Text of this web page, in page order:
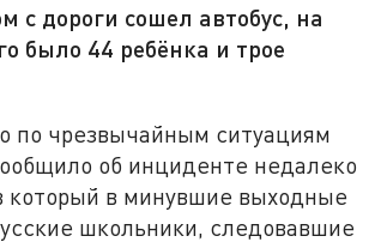
с дороги сошел автобус, на
было 44 ребёнка и трое
по чрезвычайным ситуациям
об инциденте недалеко
который в минувшие выходные
школьники, следовавшие